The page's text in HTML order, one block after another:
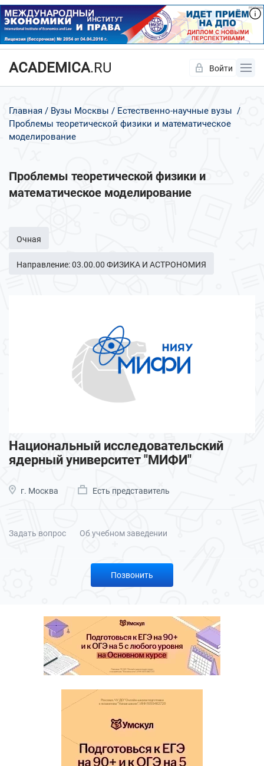
ACADEMICA.RU Войти
Главная Вузы Москвы
Естественно-научные вузы
Проблемы теоретической физики и математическое
моделирование
Проблемы теоретической физики и
математическое моделирование
Очная
Направление: 03.00.00 ФИЗИКА И АСТРОНОМИЯ
Национальный исследовательский
ядерный университет "МИФИ"
г. Москва Есть представитель
Задать вопрос Об учебном заведении
Позвонить
Да Нет